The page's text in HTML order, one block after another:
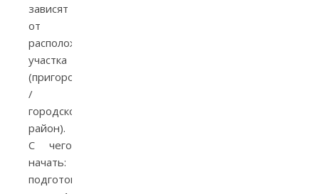
зависят
от
расположения
участка
(пригород
/
городской
район).
С чего
начать:
подготовительный